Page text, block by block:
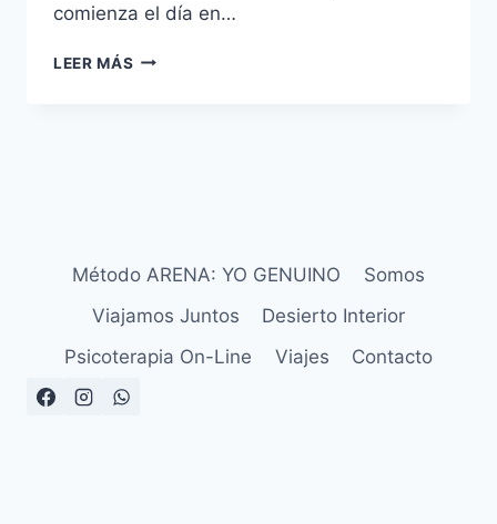
comienza el día en…
LEER MÁS
Método ARENA: YO GENUINO
Somos
Viajamos Juntos
Desierto Interior
Psicoterapia On-Line
Viajes Contacto